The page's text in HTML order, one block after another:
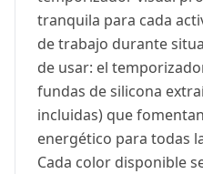
tranquila para cada
de trabajo durante
de usar: el
fundas de silicona
incluidas) que
energético para todas
Cada color disponible